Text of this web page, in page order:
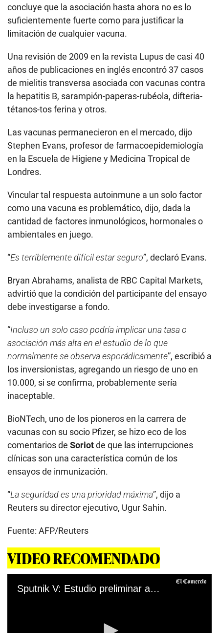
concluye que la asociación hasta ahora no es lo
suficientemente fuerte como para justificar la
limitación de cualquier vacuna.
Una revisión de 2009 en la revista Lupus de casi 40
años de publicaciones en inglés encontró 37 casos
de mielitis transversa asociada con vacunas contra
la hepatitis B, sarampión-paperas-rubéola, difteria-
tétanos-tos ferina y otros.
Las vacunas permanecieron en el mercado, dijo
Stephen Evans, profesor de farmacoepidemiología
en la Escuela de Higiene y Medicina Tropical de
Londres.
Vincular tal respuesta autoinmune a un solo factor
como una vacuna es problemático, dijo, dada la
cantidad de factores inmunológicos, hormonales o
ambientales en juego.
“Es terriblemente difícil estar seguro”, declaró Evans.
Bryan Abrahams, analista de RBC Capital Markets,
advirtió que la condición del participante del ensayo
debe investigarse a fondo.
“Incluso un solo caso podría implicar una tasa o
asociación más alta en el estudio de lo que
normalmente se observa esporádicamente”, escribió a
los inversionistas, agregando un riesgo de uno en
10.000, si se confirma, probablemente sería
inaceptable.
BioNTech, uno de los pioneros en la carrera de
vacunas con su socio Pfizer, se hizo eco de los
comentarios de Soriotde que las interrupciones
clínicas son una característica común de los
ensayos de inmunización.
“La seguridad es una prioridad máxima”, dijo a
Reuters su director ejecutivo, Ugur Sahin.
Fuente: AFP/Reuters
VIDEO RECOMENDADO
Sputnik V: Estudio preliminar arroja resultados positivos sobre la vacuna rusa